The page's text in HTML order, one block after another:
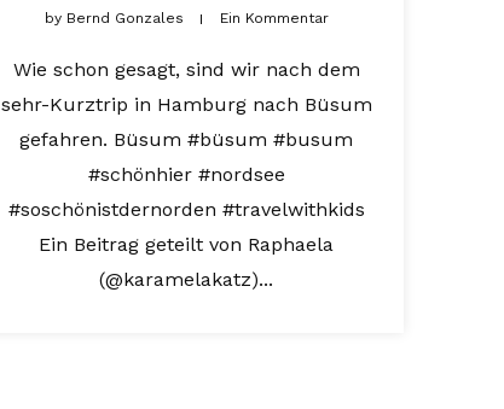
byBernd Gonzales Ein Kommentar
Wie schon gesagt, sind wir nach dem
sehr-Kurztrip in Hamburg nach Büsum
gefahren. Büsum #büsum #busum
#schönhier #nordsee
#soschönistdernorden #travelwithkids
Ein Beitrag geteilt von Raphaela
(@karamelakatz)...